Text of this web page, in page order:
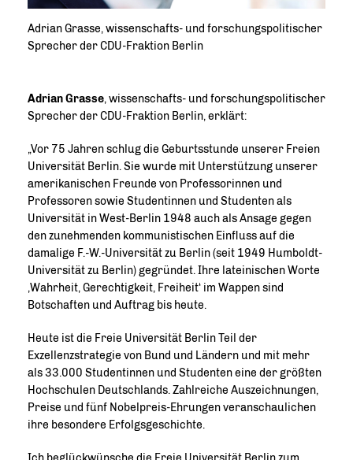
Adrian Grasse, wissenschafts- und forschungspolitischer
Sprecher der CDU-Fraktion Berlin
Adrian Grasse, wissenschafts- und forschungspolitischer
Sprecher der CDU-Fraktion Berlin, erklärt:
Vor 75 Jahren schlug die Geburtsstunde unserer Freien
Universität Berlin. Sie wurde mit Unterstützung unserer
amerikanischen Freunde von Professorinnen und
Professoren sowie Studentinnen und Studenten als
Universität in West-Berlin 1948 auch als Ansage gegen
den zunehmenden kommunistischen Einfluss auf die
damalige F.-W.-Universität zu Berlin (seit 1949 Humboldt-
Universität zu Berlin) gegründet. Ihre lateinischen Worte
,Wahrheit, Gerechtigkeit, Freiheit‘ im Wappen sind
Botschaften und Auftrag bis heute.
Heute ist die Freie Universität Berlin Teil der
Exzellenzstrategie von Bund und Ländern und mit mehr
als 33.000 Studentinnen und Studenten eine der größten
Hochschulen Deutschlands. Zahlreiche Auszeichnungen,
Preise und fünf Nobelpreis-Ehrungen veranschaulichen
ihre besondere Erfolgsgeschichte.